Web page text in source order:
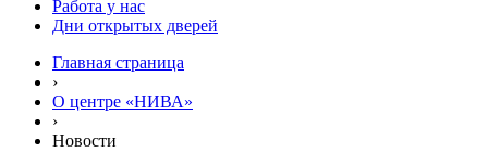
Работа у нас
Дни открытых дверей
Главная страница
›
О центре «НИВА»
›
Новости